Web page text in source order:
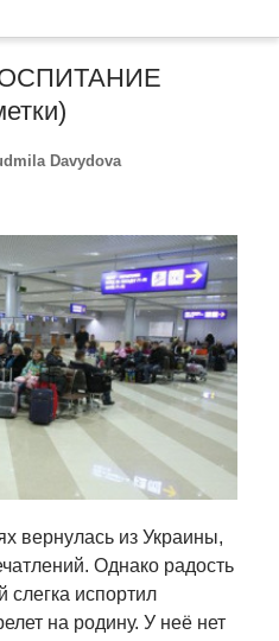
Davydova
вернулась из Украины,
Однако радость
слегка испортил
на родину. У неё нет